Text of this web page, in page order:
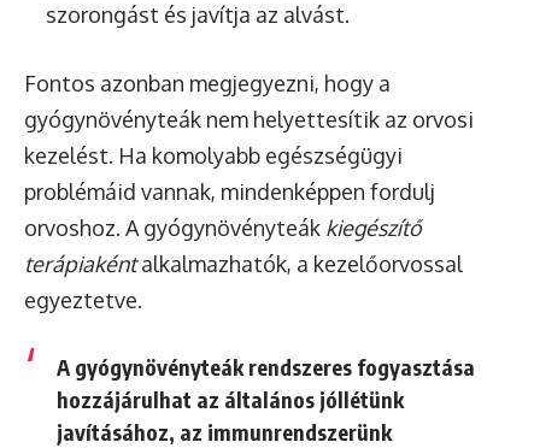
szorongást és javítja az alvást.
Fontos azonban megjegyezni, hogy a
gyógynövényteák nem helyettesítik az orvosi
kezelést. Ha komolyabb egészségügyi
problémáid vannak, mindenképpen fordulj
orvoshoz. A gyógynövényteák kiegészítő
terápiakéntalkalmazhatók, a kezelőorvossal
egyeztetve.
A gyógynövényteák rendszeres fogyasztása
hozzájárulhat az általános jóllétünk
javításához, az immunrendszerünk